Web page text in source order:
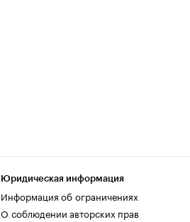
Юридическая информация
Информация об ограничениях
О соблюдении авторских прав